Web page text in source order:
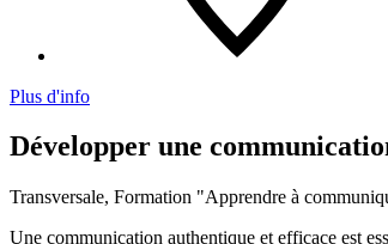
Plus d'info
Développer une
Transversale, Formation "Apprendre à
Une communication authentique et efficace est